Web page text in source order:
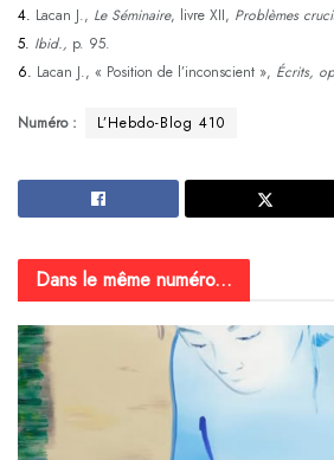
4. Lacan J., Le Séminaire, livre XII, Problèmes
5. Ibid., p. 95.
6. Lacan J., « Position de l’inconscient », Écrits,
Numéro : L’Hebdo-Blog 410
Dans le même numéro...